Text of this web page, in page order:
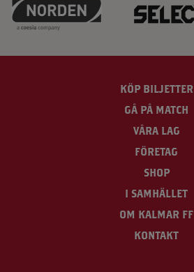
KÖP BILJETTER
GÅ PÅ MATCH
VÅRA LAG
FÖRETAG
SHOP
I SAMHÄLLET
OM KALMAR FF
KONTAKT